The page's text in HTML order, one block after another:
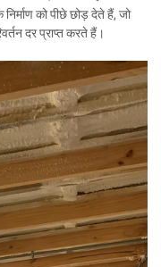
निर्माण को पीछे छोड़ देते हैं, जो
दर प्राप्त करते हैं।